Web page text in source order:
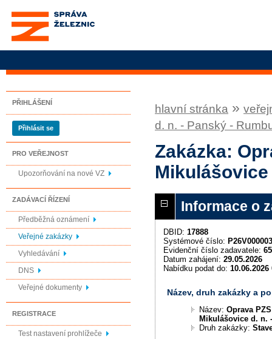
Správa železnic, státní
organizace
PŘIHLÁŠENÍ
Přihlásit se
PRO VEŘEJNOST
Upozorňování na nové VZ
ZADÁVACÍ ŘÍZENÍ
Předběžná oznámení
Veřejné zakázky
Vyhledávání
DNS
Veřejné dokumenty
REGISTRACE
Test nastavení prohlížeče
hlavní stránka »
d. n. - Panský -
Zakázka:
Informace o
DBID: 17888
Systémové číslo:
Evidenční číslo zadavatele:
Datum zahájení: 29.05.2026
Nabídku podat do: 10.06.2026
Název, druh zakázky a
Název:Oprava
Mikulášovice d. n.
Druh zakázky: